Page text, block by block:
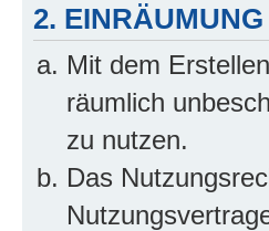
2.
Mit dem
räumlich
zu nutzen.
Das